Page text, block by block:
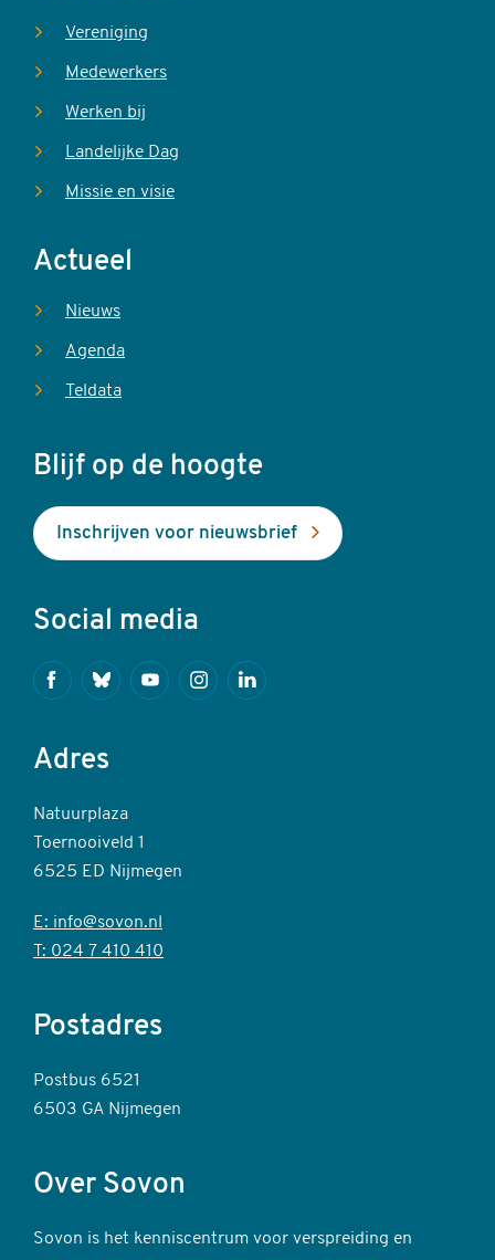
Vereniging
Medewerkers
Werken bij
Landelijke Dag
Missie en visie
Actueel
Nieuws
Agenda
Teldata
Blijf op de hoogte
Inschrijven voor nieuwsbrief
Social media
FacebookBlueskyYoutubeInstagramLinkedin
Adres
Natuurplaza
Toernooiveld 1
6525 ED Nijmegen
E: info@sovon.nl
T: 024 7 410 410
Postadres
Postbus 6521
6503 GA Nijmegen
Over Sovon
Sovon is het kenniscentrum voor verspreiding en